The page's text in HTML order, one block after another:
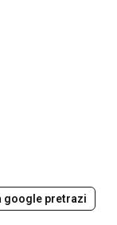
google pretrazi